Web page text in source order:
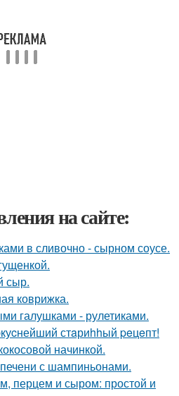
на сайте:
в сливочно - сырном соусе.
сыр.
коврижка.
галушками - рулетиками.
стaриhhый peцeпт!
начинкой.
с шампиньонами.
перцем и сыром: простой и